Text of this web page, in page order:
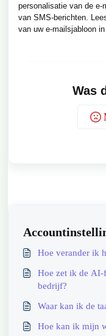
personalisatie van de e-
van SMS-berichten.
van uw e-mailsjabloon in
Was
Hoe verander ik
Hoe zet ik de
bedrijf?
Waar kan ik de
Hoe kan ik mijn